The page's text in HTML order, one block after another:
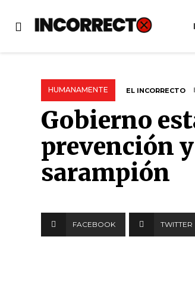
HUMANAMENTE EL INCORRECTO
Gobierno
prevención
sarampión
FACEBOOK TWITTER